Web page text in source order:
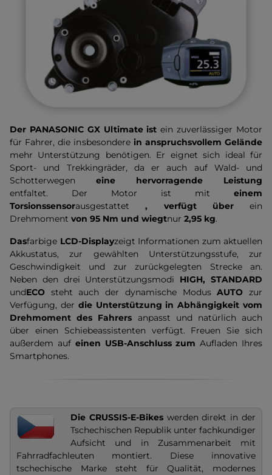
Der PANASONIC GX Ultimate istein zuverlässiger Motor
für Fahrer, die insbesondere in anspruchsvollem Gelände
mehr Unterstützung benötigen. Er eignet sich ideal für
Sport- und Trekkingräder, da er auch auf Wald- und
Schotterwegen eine hervorragende Leistung
entfaltet. Der Motor ist mit einem
Torsionssensorausgestattet, verfügt überein
Drehmoment von 95 Nm und wiegtnur 2,95 kg.
Dasfarbige LCD-Displayzeigt Informationen zum aktuellen
Akkustatus, zur gewählten Unterstützungsstufe, zur
Geschwindigkeit und zur zurückgelegten Strecke an.
Neben den drei Unterstützungsmodi HIGH, STANDARD
undECO steht auch der dynamische ModusAUTO zur
Verfügung, der die Unterstützung in Abhängigkeit vom
Drehmoment des Fahrers anpasst und natürlich auch
über einen Schiebeassistenten verfügt. Freuen Sie sich
außerdem aufeinen USB-Anschluss zumAufladen Ihres
Smartphones.
Die CRUSSIS-E-Bikeswerden direkt in der
Tschechischen Republik unter fachkundiger
Aufsicht und in Zusammenarbeit mit
Fahrradfachleuten montiert. Diese innovative
tschechische Marke steht für Qualität, modernes